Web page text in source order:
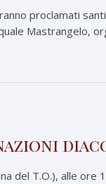
proclamati
Mastrangelo,
del T.O.), alle ore